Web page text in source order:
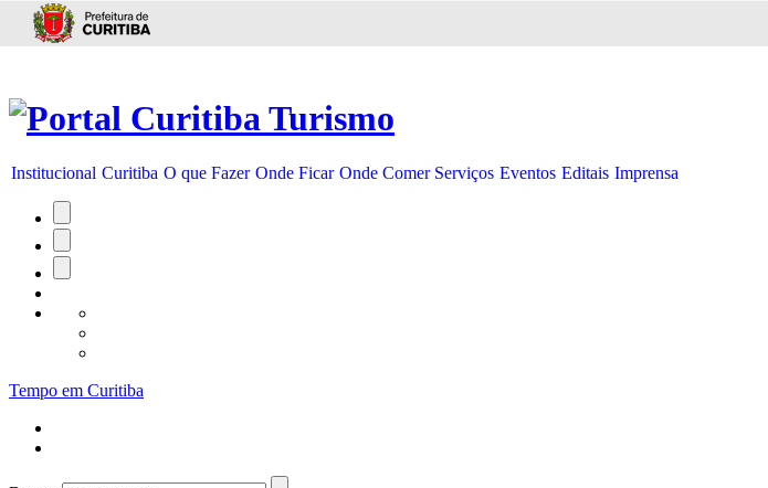
Ir para conteúdo
Institucional Curitiba O que Fazer Onde Ficar Onde Comer Serviços Eventos Editais Imprensa
Tempo em Curitiba